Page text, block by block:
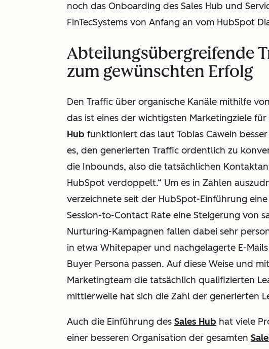
noch das Onboarding des Sales Hub und
FinTecSystems von Anfang an vom HubSpot
Abteilungsübergreifende
zum gewünschten Erfolg
Den Traffic über organische Kanäle mithilfe
das ist eines der wichtigsten Marketingziele für
Hub funktioniert das laut Tobias Cawein
es, den generierten Traffic ordentlich zu
die Inbounds, also die tatsächlichen
HubSpot verdoppelt.“ Um es in Zahlen
verzeichnete seit der HubSpot-Einführung
Session-to-Contact Rate eine Steigerung von
Nurturing-Kampagnen fallen dabei sehr
in etwa Whitepaper und nachgelagerte E-
Buyer Persona passen. Auf diese Weise und
Marketingteam die tatsächlich qualifizierten
mittlerweile hat sich die Zahl der generierten
Auch die Einführung des Sales Hub hat viele
einer besseren Organisation der gesamten